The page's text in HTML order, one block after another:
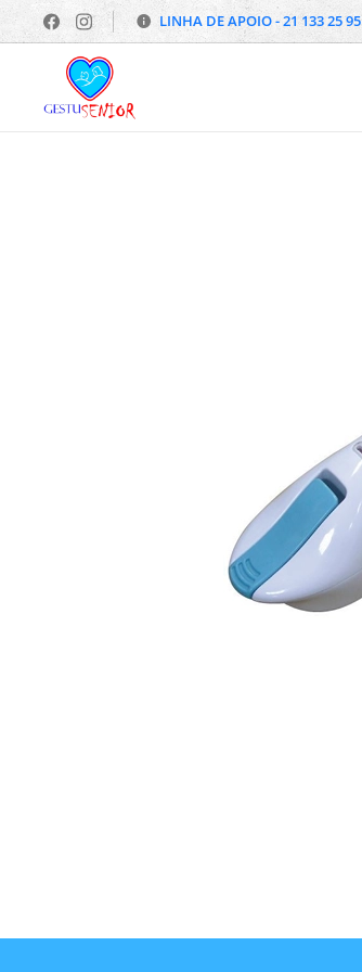
LINHA DE APOIO - 21 133 25 95